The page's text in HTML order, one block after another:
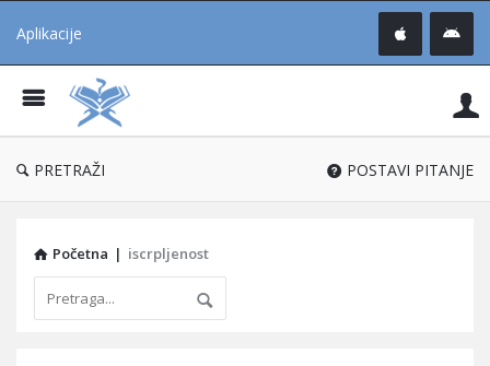
Aplikacije
®
PRETRAŽI POSTAVI PITANJE
Početna | iscrpljenost